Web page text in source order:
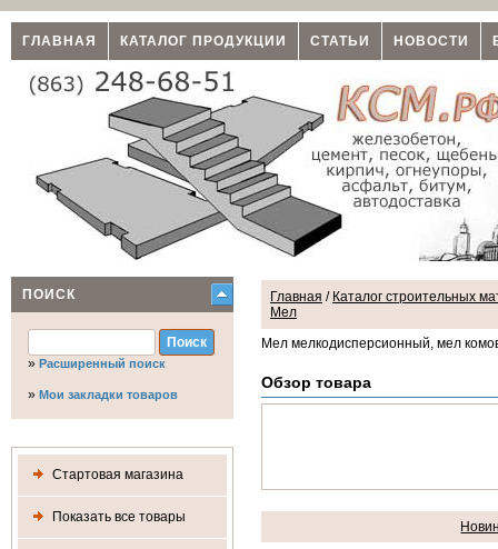
ГЛАВНАЯ КАТАЛОГ ПРОДУКЦИИ СТАТЬИ НОВОСТИ
ПОИСК
» Расширенный поиск
» Мои закладки товаров
Стартовая магазина
Показать все товары
Главная / Каталог строительных
Мел
Мел мелкодисперсионный, мел
Обзор товара